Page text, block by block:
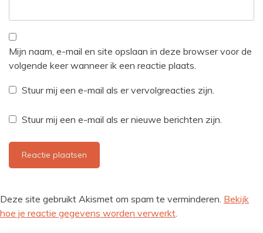
Mijn naam, e-mail en site opslaan in deze browser voor de
volgende keer wanneer ik een reactie plaats.
Stuur mij een e-mail als er vervolgreacties zijn.
Stuur mij een e-mail als er nieuwe berichten zijn.
Deze site gebruikt Akismet om spam te verminderen. Bekijk
hoe je reactie gegevens worden verwerkt